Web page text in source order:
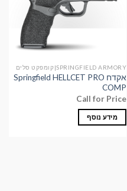
SPRINGFIELD ARMORY|קומפקט סלים
אקדח Springfield HELLCET PRO
COMP
Call for Price
מידע נוסף